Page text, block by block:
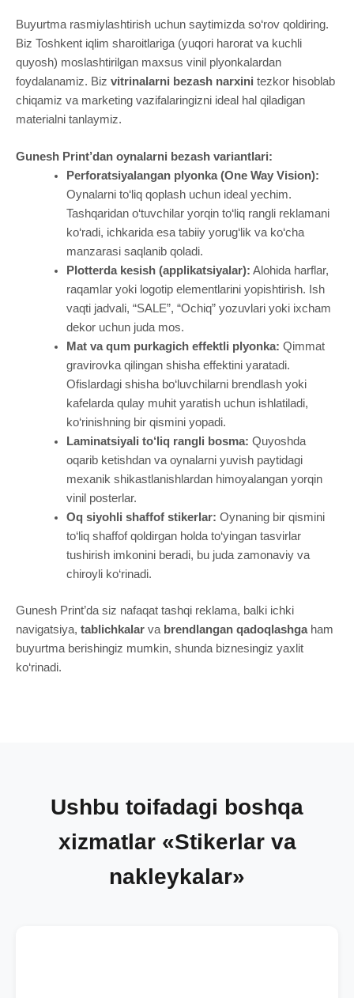
Buyurtma rasmiylashtirish uchun saytimizda so‘rov qoldiring.
Biz Toshkent iqlim sharoitlariga (yuqori harorat va kuchli
quyosh) moslashtirilgan maxsus vinil plyonkalardan
foydalanamiz. Biz vitrinalarni bezash narxini tezkor hisoblab
chiqamiz va marketing vazifalaringizni ideal hal qiladigan
materialni tanlaymiz.
Gunesh Print’dan oynalarni bezash variantlari:
Perforatsiyalangan plyonka (One Way Vision):
Oynalarni to‘liq qoplash uchun ideal yechim.
Tashqaridan o‘tuvchilar yorqin to‘liq rangli reklamani
ko‘radi, ichkarida esa tabiiy yorug‘lik va ko‘cha
manzarasi saqlanib qoladi.
Plotterda kesish (applikatsiyalar): Alohida harflar,
raqamlar yoki logotip elementlarini yopishtirish. Ish
vaqti jadvali, “SALE”, “Ochiq” yozuvlari yoki ixcham
dekor uchun juda mos.
Mat va qum purkagich effektli plyonka: Qimmat
gravirovka qilingan shisha effektini yaratadi.
Ofislardagi shisha bo‘luvchilarni brendlash yoki
kafelarda qulay muhit yaratish uchun ishlatiladi,
ko‘rinishning bir qismini yopadi.
Laminatsiyali to‘liq rangli bosma: Quyoshda
oqarib ketishdan va oynalarni yuvish paytidagi
mexanik shikastlanishlardan himoyalangan yorqin
vinil posterlar.
Oq siyohli shaffof stikerlar: Oynaning bir qismini
to‘liq shaffof qoldirgan holda to‘yingan tasvirlar
tushirish imkonini beradi, bu juda zamonaviy va
chiroyli ko‘rinadi.
Gunesh Print’da siz nafaqat tashqi reklama, balki ichki
navigatsiya, tablichkalar va brendlangan qadoqlashgaham
buyurtma berishingiz mumkin, shunda biznesingiz yaxlit
ko‘rinadi.
Ushbu toifadagi boshqa
xizmatlar «Stikerlar va
nakleykalar»